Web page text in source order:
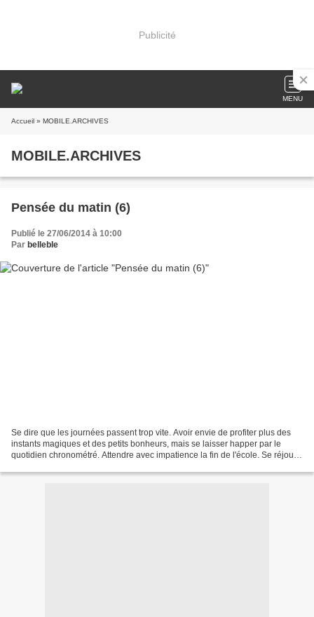
Publicité
MENU
Accueil » MOBILE.ARCHIVES
MOBILE.ARCHIVES
Pensée du matin (6)
Publié le 27/06/2014 à 10:00
Par belleble
Se dire que les journées passent trop vite. Avoir envie de profiter plus des
instants magiques et des petits bonheurs, mais se laisser happer par le
quotidien chronométré. Attendre avec impatience la fin de l'école. Se réjouir